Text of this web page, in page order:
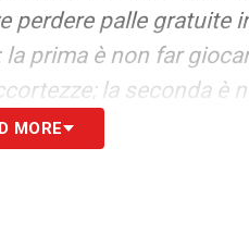
perdere palle gratuite
prima è non far
la seconda è
».
MORE